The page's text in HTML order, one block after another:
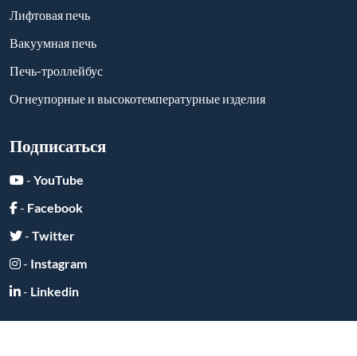
Лифтовая печь
Вакуумная печь
Печь-троллейбус
Огнеупорные и высокотемпературные изделия
Подписаться
- YouTube
- Facebook
- Twitter
- Instagram
- Linkedin